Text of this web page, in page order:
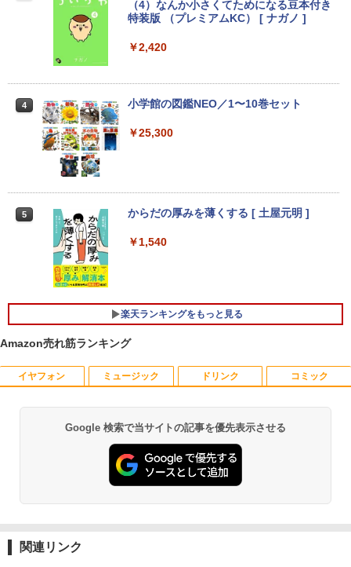
【期間限定破格金額！】新生活 新古品 W
5.6型 インテル高速CPU ランダムで発送
メモリ4GB～ 高速SSD1TB 最大 フルHD
新で在庫処分
4
中古ノートパソコン Core i3/i5選択可 Wi
モリ8GB SSD1TB 15.6型 テンキー ビジ
5
【★最大100%ポイント】【大特価!訳あ
sonic Let's note CF-XZ6/第7世代 Core
i5/メモリ:8GB/SSD:128GB/12型液晶/Wi
ソコン ノートパソコン モバイルパソコン
Windows11 Windows10
￥11,999
HP ProDesk 400 G6 DM 【Core i5 1050
料】※沖縄・離島を除く
ore i5 Windows 11 Pro 中古 アウトレッ
コン 中古パソコン デスクトップパソコン
5
新品 VETESA 一体型デスクトップパソコ
付き 第3世代 Core i7 メモリ16GB SSD5
12GB USB3.0 初期設定済み キーボー
￥59,800
￥9,930
非光沢 ブルーライトカット HDMI VGA
スピーカー内蔵 ヘッドホン端子 VESA対
ス TERRA 2441W
4
【楽天1位！保護レザーケース付き】【タ
ノングレア 非光沢 1080PフルHD コスパ
￥9,999
5
HP P224 LED液晶モニター 21.5インチワ
（フルHD）白色LEDバックライト IPSパ
ネル 非光沢 ノングレア ディスプレイポ
ート HDMI VGA PS4 switch 対応 スイッ
チ VESA準拠【中古】
￥5,600
（4）なんか小さくてためになる豆本付き
特装版 （プレミアムKC） [ ナガノ ]
￥2,420
4 小学館の図鑑NEO／1〜10巻セット
￥25,300
5 からだの厚みを薄くする [ 土屋元明 ]
￥1,540
楽天ランキングをもっと見る
Amazon売れ筋ランキング
イヤフォン
Anker Soundcore P40i オフホワイト
￥7,990
ミュージック
BRUCE WAYNE feat. Flo Milli, ATL Jacob
[Explicit]
￥250
ドリンク
by Amazon 天然水 ラベルレス 500ml ×24本
富士山の天然水 バナジウム含有 水 ミネラル
ウォーター ペットボトル 静岡県産 500ミリリ
ットル (Smart Basic)
￥1,380
コミック
薬屋のひとりごと 17巻 (デジタル版ビッグガ
ンガンコミックス)
￥770
Google 検索で当サイトの記事を優先表示させる
関連リンク